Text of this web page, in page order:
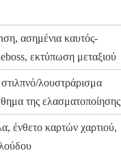
ασημένια καυτός-
εκτύπωση μεταξιού
λουστράρισμα
της ελασματοποίησης
ένθετο καρτών χαρτιού,